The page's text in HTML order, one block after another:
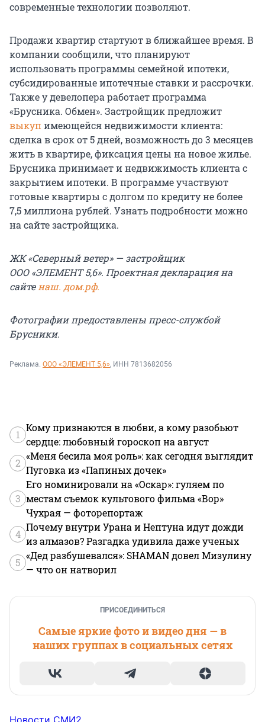
современные технологии позволяют.
Продажи квартир стартуют в ближайшее время. В
компании сообщили, что планируют
использовать программы семейной ипотеки,
субсидированные ипотечные ставки и рассрочки.
Также у девелопера работает программа
«Брусника. Обмен». Застройщик предложит
выкупимеющейся недвижимости клиента:
сделка в срок от 5 дней, возможность до 3 месяцев
жить в квартире, фиксация цены на новое жилье.
Брусника принимает и недвижимость клиента с
закрытием ипотеки. В программе участвуют
готовые квартиры с долгом по кредиту не более
7,5 миллиона рублей. Узнать подробности можно
на сайте застройщика.
ЖК «Северный ветер» — застройщик
ООО «ЭЛЕМЕНТ 5,6». Проектная декларация на
сайтенаш. дом.рф.
Фотографии предоставлены пресс-службой
Брусники.
Реклама. ООО «ЭЛЕМЕНТ 5,6», ИНН 7813682056
1
Кому признаются в любви, а кому разобьют
сердце: любовный гороскоп на август
2
«Меня бесила моя роль»: как сегодня выглядит
Пуговка из «Папиных дочек»
3
Его номинировали на «Оскар»: гуляем по
местам съемок культового фильма «Вор»
Чухрая — фоторепортаж
4
Почему внутри Урана и Нептуна идут дожди
из алмазов? Разгадка удивила даже ученых
5
«Дед разбушевался»: SHAMAN довел Мизулину
— что он натворил
ПРИСОЕДИНИТЬСЯ
Самые яркие фото и видео дня — в
наших группах в социальных сетях